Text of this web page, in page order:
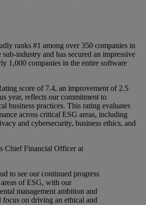
ranks #1 among over 350 companies in
industry and has secured an impressive
1,000 companies in the entire software
score of 7.4, an improvement of 2.5
year, reflects our commitment to
business practices. This rating evaluates
across critical ESG areas, including
and cybersecurity, business ethics, and
Chief Financial Officer at
to see our continued progress
of ESG, with our
management ambition and
focus on driving an ethical and